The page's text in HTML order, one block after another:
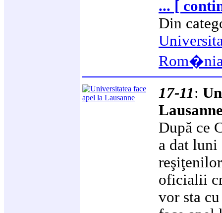
... [
Din
17-11:
După ce
a dat luni
oficialii
vor sta